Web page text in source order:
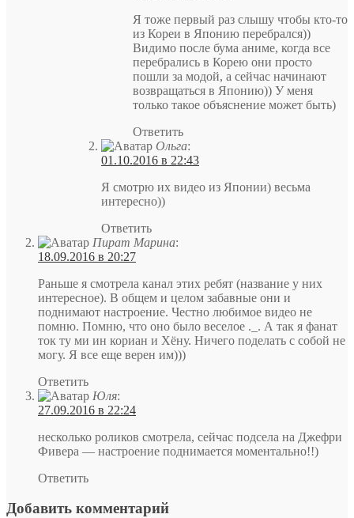
Я тоже первый раз слышу чтобы кто-то
из Кореи в Японию перебрался))
Видимо после бума аниме, когда все
перебрались в Корею они просто
пошли за модой, а сейчас начинают
возвращаться в Японию)) У меня
только такое объяснение может быть)
Ответить
Ольга:
01.10.2016 в 22:43
Я смотрю их видео из Японии) весьма
интересно))
Ответить
Пират Марина:
18.09.2016 в 20:27
Раньше я смотрела канал этих ребят (название у них
интересное). В общем и целом забавные они и
поднимают настроение. Честно любимое видео не
помню. Помню, что оно было веселое ._. А так я фанат
ток ту ми ин кориан и Хёну. Ничего поделать с собой не
могу. Я все еще верен им)))
Ответить
Юля:
27.09.2016 в 22:24
несколько роликов смотрела, сейчас подсела на Джефри
Фивера — настроение поднимается моментально!!)
Ответить
Добавить комментарий